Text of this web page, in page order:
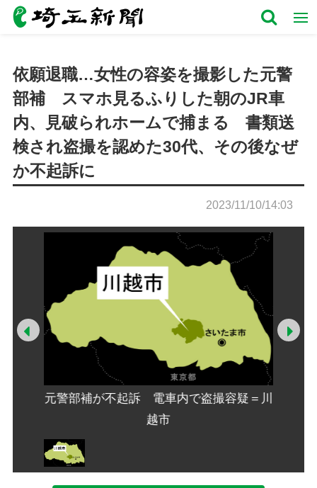
依願退職…女性の容姿を撮影した元警
部補 スマホ見るふりした朝のJR車
内、見破られホームで捕まる 書類送
検され盗撮を認めた30代、その後なぜ
か不起訴に
2023/11/10/14:03
元警部補が不起訴 電車内で盗撮容疑＝川
越市
Prev